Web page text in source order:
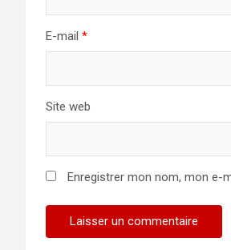
E-mail *
Site web
Enregistrer mon nom, mon e-